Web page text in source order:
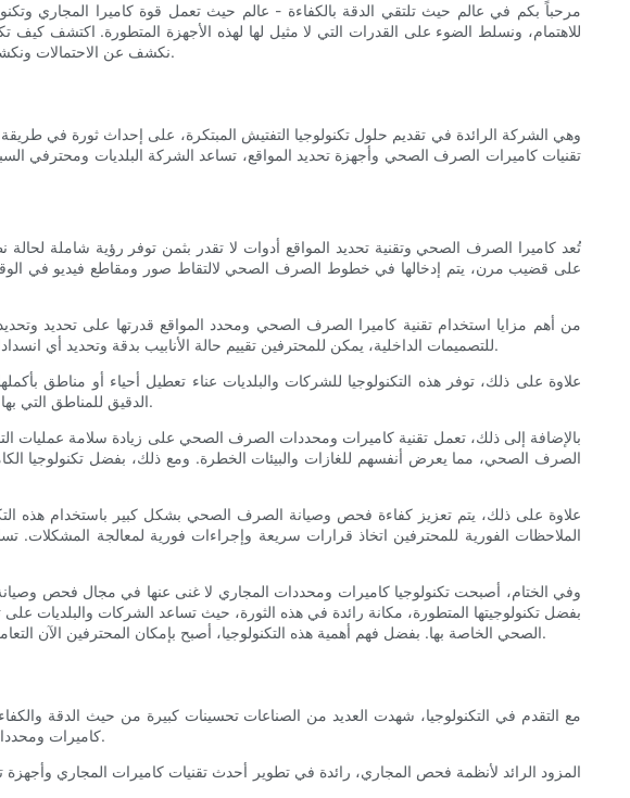
مرحباً بكم في عالم حيث تلتقي الدقة بالكفاءة - عالم حيث تعمل قوة كاميرا المجاري
للاهتمام، ونسلط الضوء على القدرات التي لا مثيل لها لهذه الأجهزة المتطورة. اكتشف كيف
نكشف عن الاحتمالات ونكشف عن الفوائد غير العادية لتكنولوجيا كاميرا المجاري ومحدداتها. استعد للانطلاق في رحلة ستغير فهمك للاستكشاف تحت الأرض.
تقنيات كاميرات الصرف الصحي وأجهزة تحديد المواقع، تساعد الشركة البلديات
تُعد كاميرا الصرف الصحي وتقنية تحديد المواقع أدوات لا تقدر بثمن توفر رؤية شاملة
على قضيب مرن، يتم إدخالها في خطوط الصرف الصحي لالتقاط صور ومقاطع فيديو في الوقت
من أهم مزايا استخدام تقنية كاميرا الصرف الصحي ومحدد المواقع قدرتها على
للتصميمات الداخلية، يمكن للمحترفين تقييم حالة الأنابيب بدقة وتحديد أي انسدادات أو شقوق أو عيوب أخرى قد تعيق عمل النظام. وهذا يسمح بإجراء إصلاحات مستهدفة، مما يقلل الوقت والنفقات بشكل كبير.
علاوة على ذلك، توفر هذه التكنولوجيا للشركات والبلديات عناء تعطيل أحياء أو مناطق
الدقيق للمناطق التي بها مشاكل، مما يسمح بإجراء إصلاحات مستهدفة ومحلية. يؤدي هذا إلى تقليل الإزعاج في المنطقة المحيطة وتسريع عملية الصيانة.
بالإضافة إلى ذلك، تعمل تقنية كاميرات ومحددات الصرف الصحي على زيادة سلامة عمليات
الصرف الصحي، مما يعرض أنفسهم للغازات والبيئات الخطرة. ومع ذلك، بفضل تكنولوجيا
علاوة على ذلك، يتم تعزيز كفاءة فحص وصيانة الصرف الصحي بشكل كبير باستخدام هذه
الملاحظات الفورية للمحترفين اتخاذ قرارات سريعة وإجراءات فورية لمعالجة
وفي الختام، أصبحت تكنولوجيا كاميرات ومحددات المجاري لا غنى عنها في مجال فحص
الصحي الخاصة بها. بفضل فهم أهمية هذه التكنولوجيا، أصبح بإمكان المحترفين الآن التعامل مع مهام صيانة الصرف الصحي بكل سهولة، مما يضمن طول عمر وأداء أنظمة الصرف الصحي تحت الأرض على النحو الأمثل.
مع التقدم في التكنولوجيا، شهدت العديد من الصناعات تحسينات كبيرة من حيث الدقة
كاميرات ومحددات المجاري ثورة في طريقة إجراء عمليات تفتيش المجاري، مما أدى إلى تعزيز الدقة والكفاءة بشكل لم يسبق له مثيل من قبل.